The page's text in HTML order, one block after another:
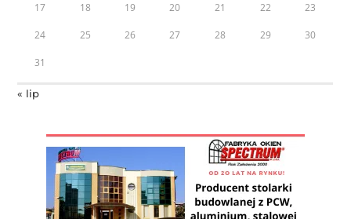
17 18 19 20 21 22 23
24 25 26 27 28 29 30
31
« lip